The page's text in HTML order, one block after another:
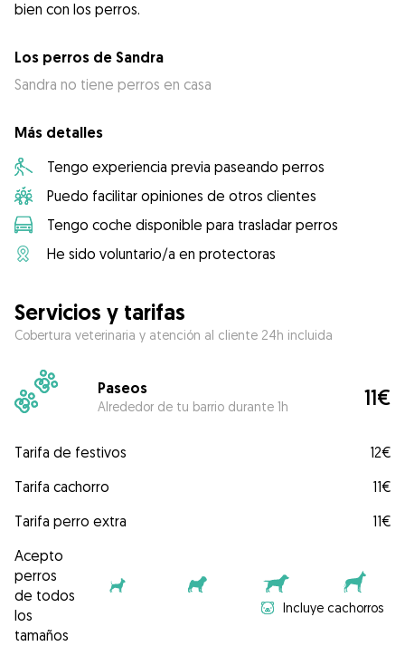
Los perros de Sandra
Sandra no tiene perros en casa
Más detalles
Tengo experiencia previa paseando perros
Puedo facilitar opiniones de otros clientes
Tengo coche disponible para trasladar perros
He sido voluntario/a en protectoras
Servicios y tarifas
Cobertura veterinaria y atención al cliente 24h incluida
Paseos
Alrededor de tu barrio durante 1h 11€
Tarifa de festivos
12€
Tarifa cachorro
11€
Tarifa perro extra
11€
Acepto
perros
de todos
los
tamaños
Incluye cachorros